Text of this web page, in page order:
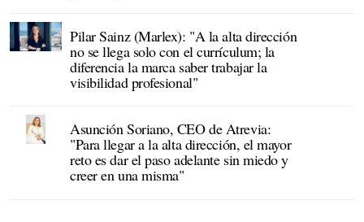
Pilar Sainz (Marlex): "A la alta dirección
no se llega solo con el currículum; la
diferencia la marca saber trabajar la
visibilidad profesional"
Asunción Soriano, CEO de Atrevia:
"Para llegar a la alta dirección, el mayor
reto es dar el paso adelante sin miedo y
creer en una misma"